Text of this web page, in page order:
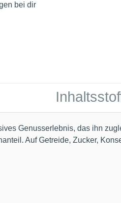
bei dir
Genusserlebnis, das ihn
Auf Getreide, Zucker,